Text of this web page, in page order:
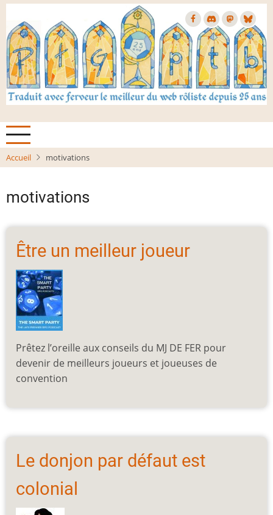
Aller
contenu
principal
Accueil motivations
motivations
Être un meilleur joueur
Prêtez l’oreille aux conseils du MJ DE FER pour
devenir de meilleurs joueurs et joueuses de
convention
Le donjon par défaut est
colonial